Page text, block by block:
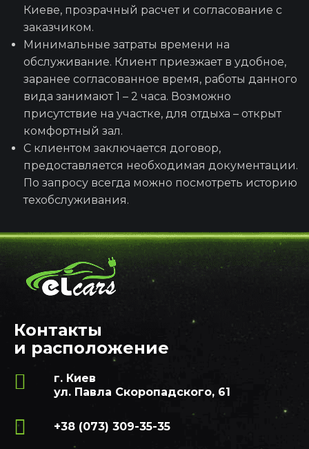
Киеве, прозрачный расчет и согласование с
заказчиком.
Минимальные затраты времени на
обслуживание. Клиент приезжает в удобное,
заранее согласованное время, работы данного
вида занимают 1 – 2 часа. Возможно
присутствие на участке, для отдыха – открыт
комфортный зал.
С клиентом заключается договор,
предоставляется необходимая документации.
По запросу всегда можно посмотреть историю
техобслуживания.
Контакты
и расположение
г. Киев
ул. Павла Скоропадского, 61
+38 (073) 309-35-35